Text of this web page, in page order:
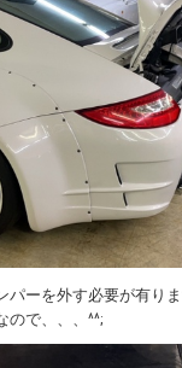
パーを外す必要が有り
ので、、、^^;